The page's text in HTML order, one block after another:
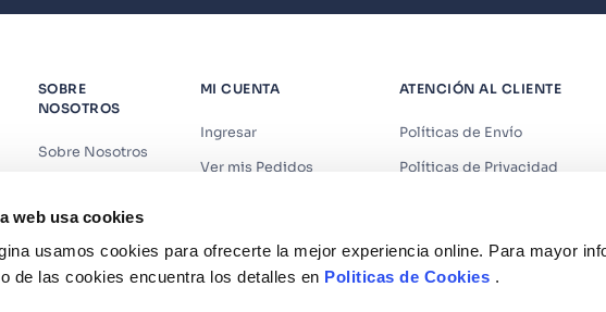
web usa cookies
usamos cookies para ofrecerte la mejor experiencia online. Para mayor
de las cookies encuentra los detalles en Politicas de Cookies .
SOBRE
NOSOTROS
Sobre Nosotros
Contáctanos
Suscríbete
MI CUENTA
Ingresar
Ver mis Pedidos
Recuperar Contraseña
ATENCIÓN AL CLIENTE
Políticas de Envío
Políticas de Privacidad
Términos y Condiciones